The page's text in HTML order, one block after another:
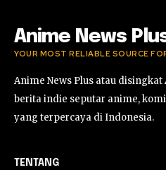
Anime News
YOUR MOST RELIABLE SOURCE
Anime News Plus atau disingkat
berita indie seputar anime,
yang terpercaya di Indonesia.
TENTANG